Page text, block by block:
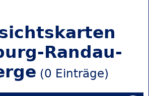
Randau-
(0 Einträge)